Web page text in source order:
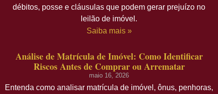
débitos, posse e cláusulas que podem gerar prejuízo no
leilão de imóvel.
Saiba mais »
Análise de Matrícula de Imóvel: Como Identificar
Riscos Antes de Comprar ou Arrematar
maio 16, 2026
Entenda como analisar matrícula de imóvel, ônus, penhoras,